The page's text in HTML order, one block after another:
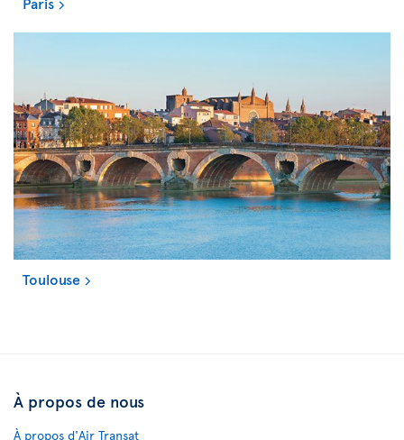
Toulouse
À propos de nous
À propos d'Air Transat